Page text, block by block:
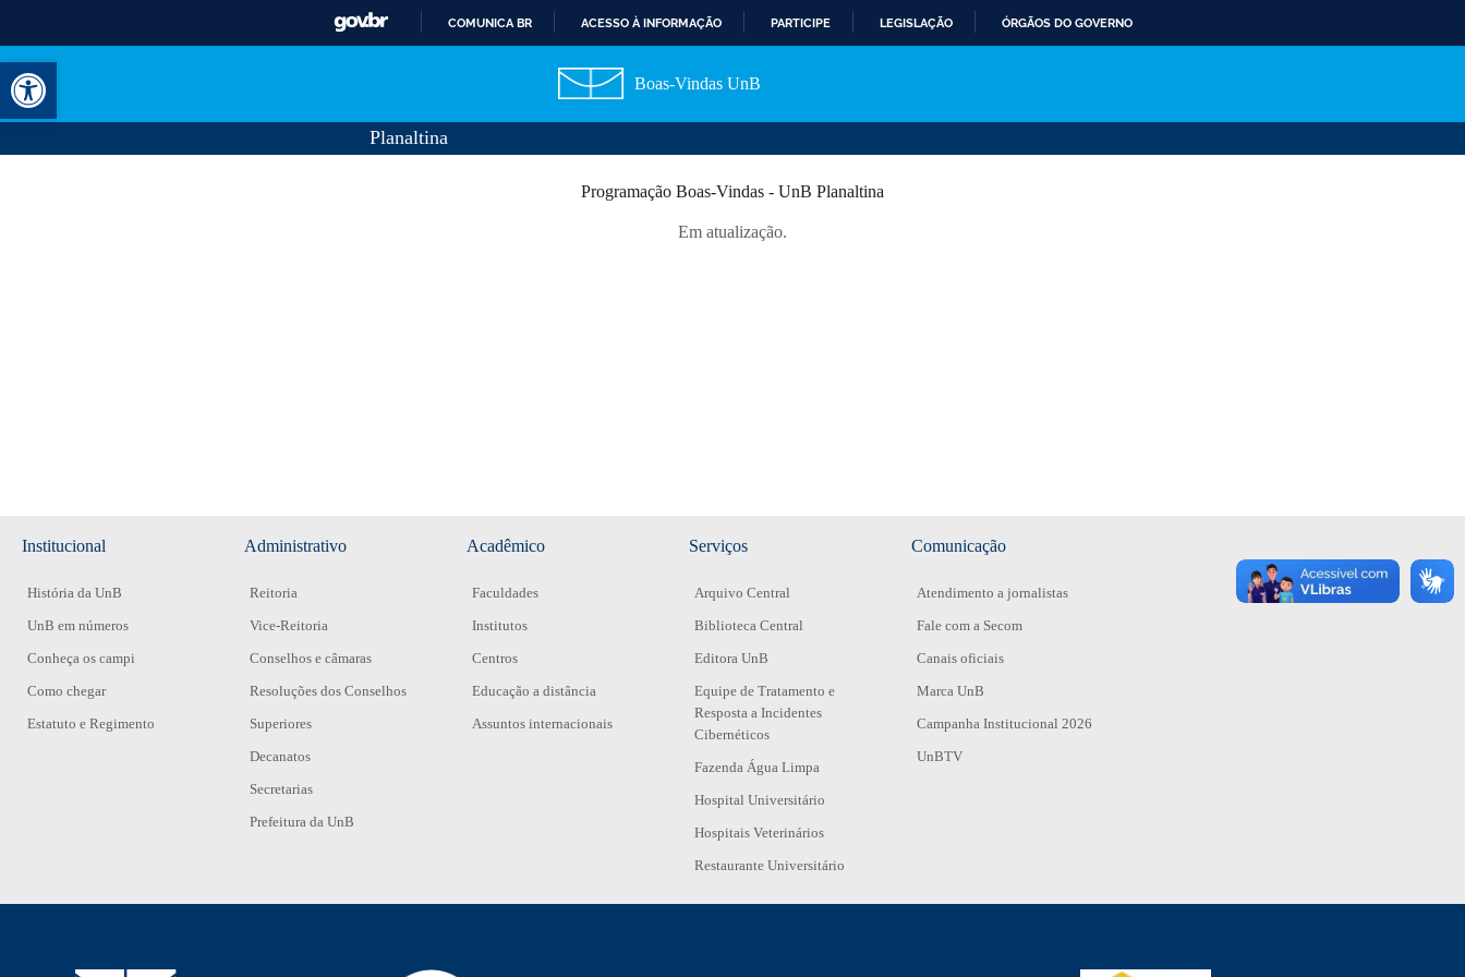
Abrir a barra de ferramentas
R
P
A
C
N
COMUNICA BR ACESSO À INFORMAÇÃO PARTICIPE LEGISLAÇÃO ÓRGÃOS DO GOVERNO
Boas-Vindas UnB
Planaltina
Programação Boas-Vindas - UnB Planaltina
Em atualização.
Institucional
História da UnB
UnB em números
Conheça os campi
Como chegar
Estatuto e Regimento
Administrativo
Reitoria
Vice-Reitoria
Conselhos e câmaras
Resoluções dos Conselhos
Superiores
Decanatos
Secretarias
Prefeitura da UnB
Acadêmico
Faculdades
Institutos
Centros
Educação a distância
Assuntos internacionais
Serviços
Arquivo Central
Biblioteca Central
Editora UnB
Equipe de Tratamento e
Resposta a Incidentes
Cibernéticos
Fazenda Água Limpa
Hospital Universitário
Hospitais Veterinários
Restaurante Universitário
Comunicação
Atendimento a jornalistas
Fale com a Secom
Canais oficiais
Marca UnB
Campanha Institucional 2026
UnBTV